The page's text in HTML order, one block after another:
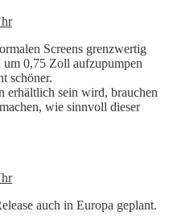
Screens grenzwertig
0,75 Zoll aufzupumpen
schöner.
erhältlich sein wird, brauchen
wie sinnvoll dieser
auch in Europa geplant.